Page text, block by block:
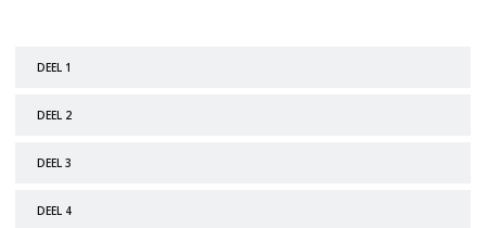
DEEL 1
DEEL 2
DEEL 3
DEEL 4